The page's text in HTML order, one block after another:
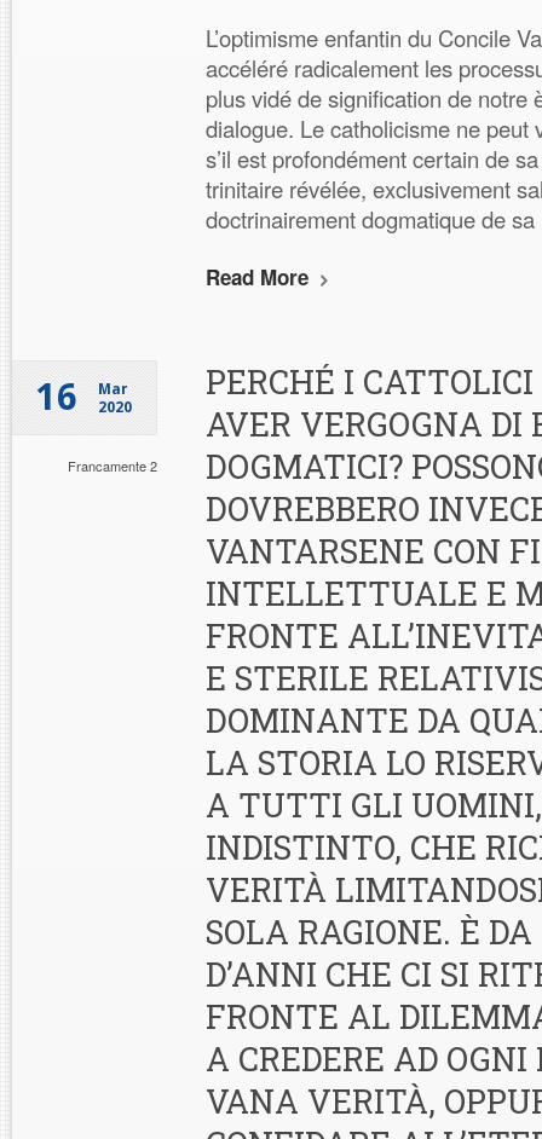
L’optimisme enfantin du Concile
accéléré radicalement les
plus vidé de signification de notre
dialogue. Le catholicisme ne peut
s’il est profondément certain de
trinitaire révélée, exclusivement
doctrinairement dogmatique de
Read More
16
Mar
2020
Francamente 2
PERCHÉ I
AVER VERGOGNA DI
DOGMATICI?
DOVREBBERO
VANTARSENE CON
INTELLETTUALE E
FRONTE
E STERILE
DOMINANTE DA
LA STORIA LO
A TUTTI GLI
INDISTINTO, CHE
VERITÀ
SOLA RAGIONE. È
D’ANNI CHE CI SI
FRONTE AL
A CREDERE AD OGNI
VANA VERITÀ,